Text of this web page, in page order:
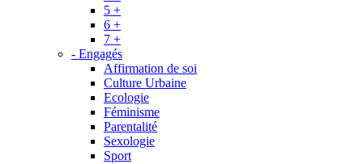
5 +
6 +
7 +
- Engagés
Affirmation de soi
Culture Urbaine
Ecologie
Féminisme
Parentalité
Sexologie
Sport